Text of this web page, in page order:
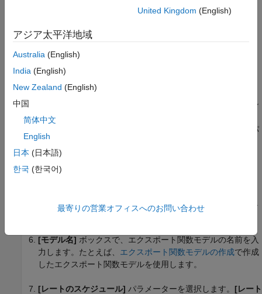
ータ信号のログ記録が可能になります。
Simulink モデルを作成します。
[モデル化]タブおよび
を選択します。
[コンフィギュレーション パラメーター] ダイアログ ボック
を選択します。右側のペイン
で、[ソルバーの詳細] の矢印を選択し、追加のパラメーター
パ
ラメーターと
り扱う]
[モデル化] タブの セクションで、
[プロパティ インス
ペクター]
を選択します。
[モデル名] ボックスで、エクスポート関数モデルの名前を入
力します。たとえば、 エクスポート関数モデルの作成で作成
したエクスポート関数モデルを使用します。
[レートのスケジュール] パラメーターを選択します。 [レート
United Kingdom (English)
アジア太平洋地域
Australia (English)
India (English)
New Zealand (English)
中国
简体中文
English
日本 (日本語)
한국 (한국어)
最寄りの営業オフィスへのお問い合わせ